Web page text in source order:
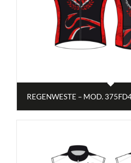
REGENWESTE – MOD.